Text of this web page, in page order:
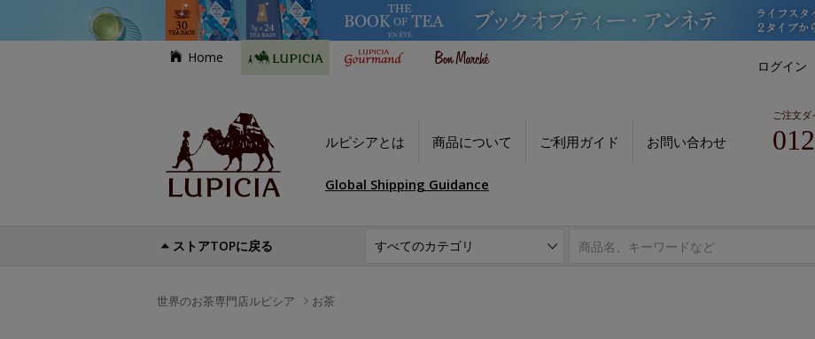
Home
ログイン
ルピシアとは 商品について ご利用ガイド お問い合わせ
ご注文ダ
Global Shipping Guidance
ストアTOPに戻る
世界のお茶専門店ルピシア お茶